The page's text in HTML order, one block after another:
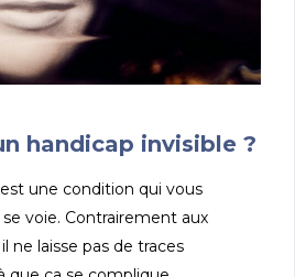
handicap invisible ?
une condition qui vous
voie. Contrairement aux
ne laisse pas de traces